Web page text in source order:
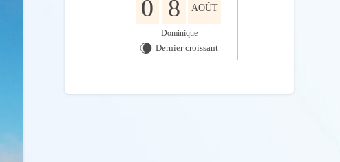
0 8 AOÛT
Dominique
W Dernier croissant